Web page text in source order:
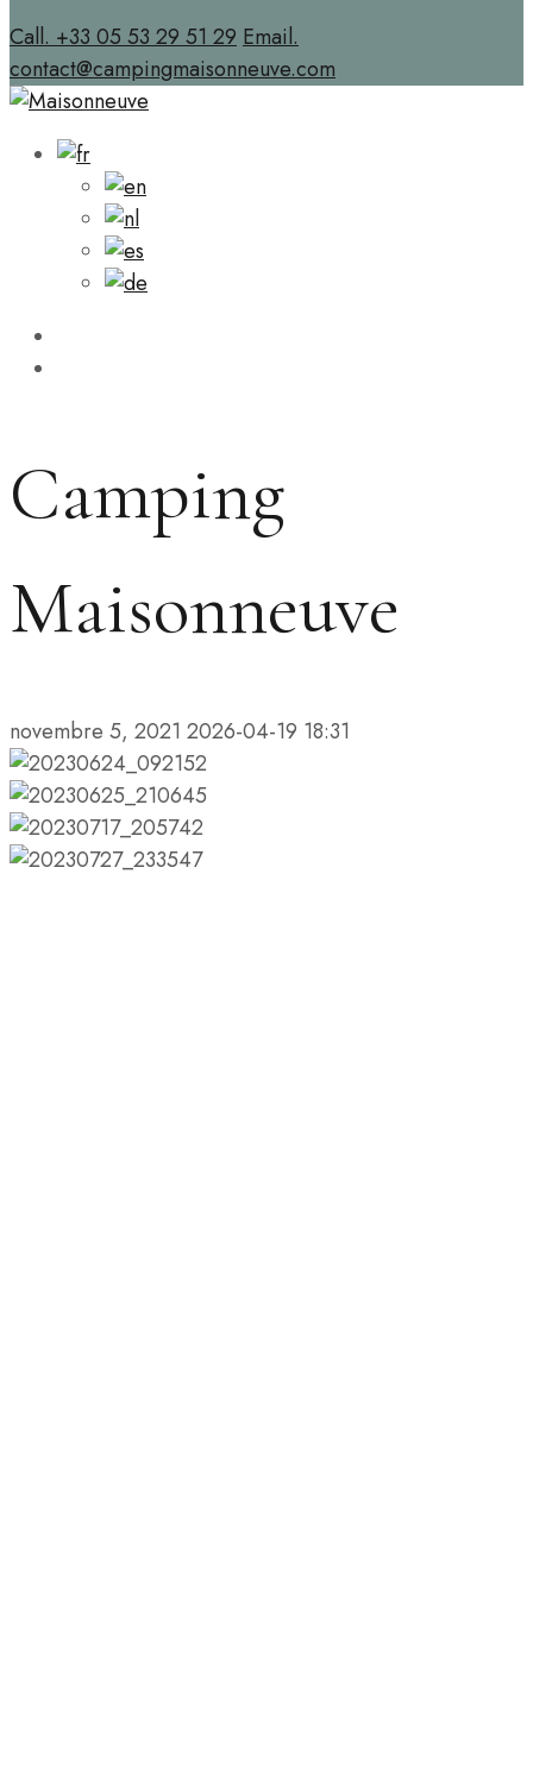
Call. +33 05 53 29 51 29 Email.
contact@campingmaisonneuve.com
Camping
Maisonneuve
novembre 5, 2021 2026-04-19 18:31